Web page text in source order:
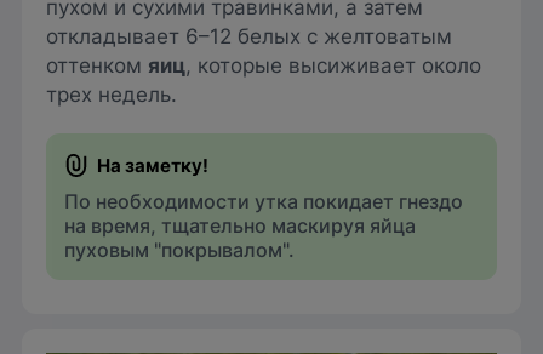
пухом и сухими травинками, а затем
откладывает 6–12 белых с желтоватым
оттенком яиц, которые высиживает около
трех недель.
По необходимости утка покидает гнездо
на время, тщательно маскируя яйца
пуховым "покрывалом".